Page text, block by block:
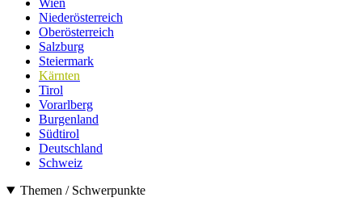
Wien
Niederösterreich
Oberösterreich
Salzburg
Steiermark
Kärnten
Tirol
Vorarlberg
Burgenland
Südtirol
Deutschland
Schweiz
Themen / Schwerpunkte